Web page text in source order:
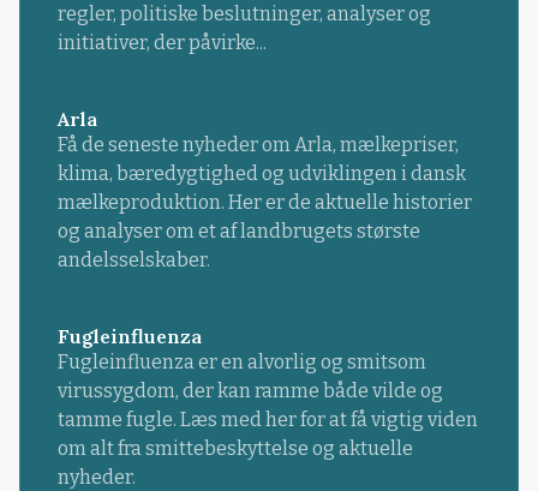
regler, politiske beslutninger, analyser og
initiativer, der påvirke...
Arla
Få de seneste nyheder om Arla, mælkepriser,
klima, bæredygtighed og udviklingen i dansk
mælkeproduktion. Her er de aktuelle historier
og analyser om et af landbrugets største
andelsselskaber.
Fugleinfluenza
Fugleinfluenza er en alvorlig og smitsom
virussygdom, der kan ramme både vilde og
tamme fugle. Læs med her for at få vigtig viden
om alt fra smittebeskyttelse og aktuelle
nyheder.